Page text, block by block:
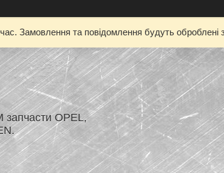
Замовлення та повідомлення будуть
запчасти OPEL,